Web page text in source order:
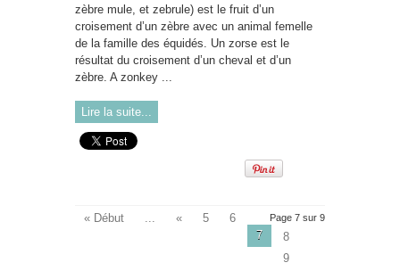
zèbre mule, et zebrule) est le fruit d’un
croisement d’un zèbre avec un animal femelle
de la famille des équidés. Un zorse est le
résultat du croisement d’un cheval et d’un
zèbre. A zonkey ...
Lire la suite...
Page 7 sur 9
« Début ... « 5
6
7
8
9